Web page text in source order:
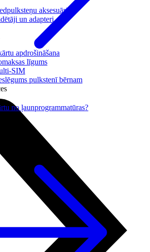
aksesuāri
un adapteri
apdrošināšana
līgums
SIM
pulkstenī bērnam
no ļaunprogrammatūras?